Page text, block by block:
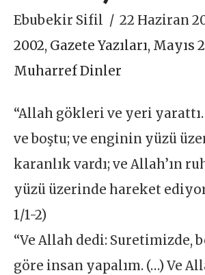
Ebubekir Sifil
22 Haziran
2002, Gazete Yazıları, Mayıs
Muharref Dinler
“Allah gökleri ve yeri yarattı.
ve boştu; ve enginin yüzü
karanlık vardı; ve Allah’ın
yüzü üzerinde hareket
1/1-2)
“Ve Allah dedi: Suretimizde,
göre insan yapalım. (…) Ve